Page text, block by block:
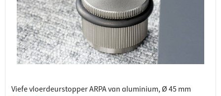
Viefe vloerdeurstopper ARPA van aluminium, Ø 45 mm